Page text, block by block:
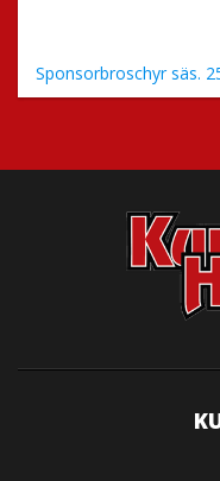
Sponsorbroschyr säs.